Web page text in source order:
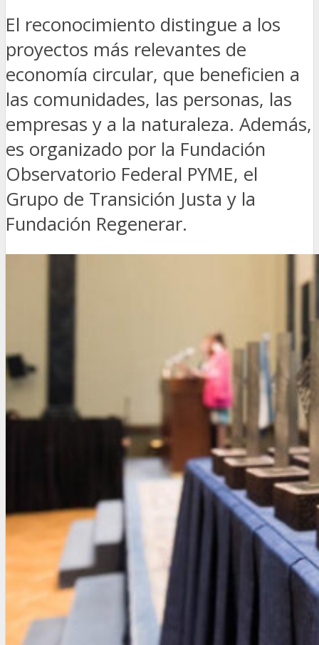
El reconocimiento distingue a los
proyectos más relevantes de
economía circular, que beneficien a
las comunidades, las personas, las
empresas y a la naturaleza. Además,
es organizado por la Fundación
Observatorio Federal PYME, el
Grupo de Transición Justa y la
Fundación Regenerar.